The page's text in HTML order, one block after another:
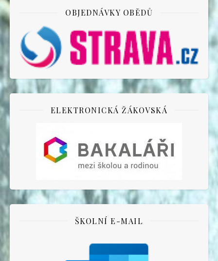
OBJEDNÁVKY OBĚDŮ
ELEKTRONICKÁ ŽÁKOVSKÁ
ŠKOLNÍ E-MAIL